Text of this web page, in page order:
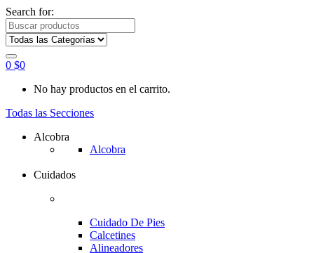
Search for:
0 $0
No hay productos en el carrito.
Todas las Secciones
Alcobra
Alcobra
Cuidados
Cuidado De Pies
Calcetines
Alineadores